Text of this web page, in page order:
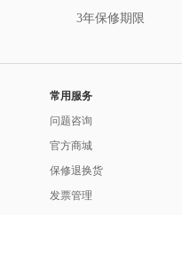
3年保修期限
常用服务
问题咨询
官方商城
保修退换货
发票管理